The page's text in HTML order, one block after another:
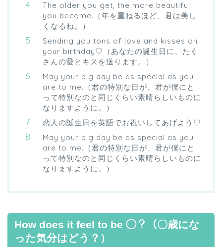
The older you get, the more beautiful
you become.（年を重ねるほど、君は美し
くなるね。）
Sending you tons of love and kisses on
your birthday♡（あなたの誕生日に、たく
さんの愛とキスを送ります。）
May your big day be as special as you
are to me.（君の特別な日が、君が僕にと
って特別なのと同じくらい素晴らしいものに
なりますように。）
恋人の誕生日を英語でお祝いしてあげよう♡
May your big day be as special as you
are to me.（君の特別な日が、君が僕にと
って特別なのと同じくらい素晴らしいものに
なりますように。）
How does it feel to be ◯？（〇歳にな
った気分はどう？）